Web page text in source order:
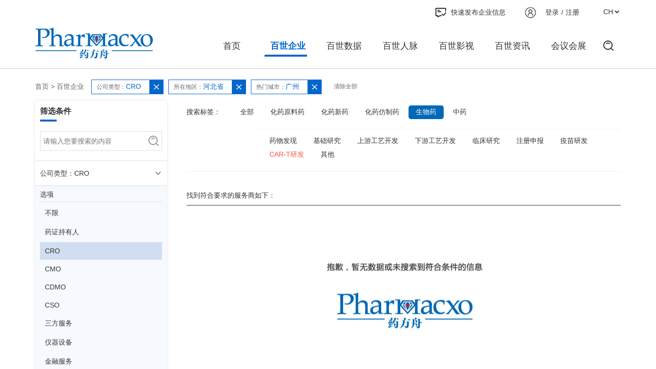
登录 / 注册
快速发布企业信息
首页 百世企业 百世数据 百世人脉 百世影视 百世资讯 会议会展
首页 > 百世企业 公司类型： CRO 所在地区： 河北省 热门城市： 广州 清除全部
筛选条件
公司类型：CRO
选项
不限
药证持有人
CRO
CMO
CDMO
CSO
三方服务
仪器设备
金融服务
搜索标签： 全部 化药原料药 化药新药 化药仿制药 生物药 中药
药物发现 基础研究 上游工艺开发 下游工艺开发 临床研究 注册申报
疫苗研发
CAR-T研发
其他
找到符合要求的服务商如下：